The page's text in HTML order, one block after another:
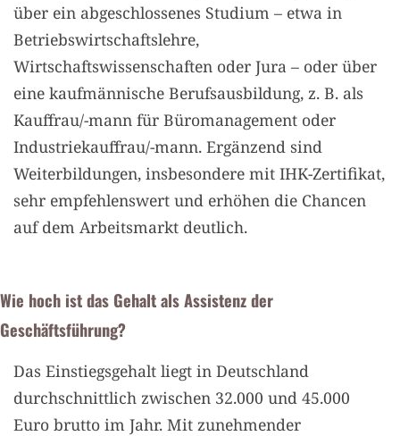
über ein abgeschlossenes Studium – etwa in
Betriebswirtschaftslehre,
Wirtschaftswissenschaften oder Jura – oder über
eine kaufmännische Berufsausbildung, z. B. als
Kauffrau/-mann für Büromanagement oder
Industriekauffrau/-mann. Ergänzend sind
Weiterbildungen, insbesondere mit IHK-Zertifikat,
sehr empfehlenswert und erhöhen die Chancen
auf dem Arbeitsmarkt deutlich.
Wie hoch ist das Gehalt als Assistenz der
Geschäftsführung?
Das Einstiegsgehalt liegt in Deutschland
durchschnittlich zwischen 32.000 und 45.000
Euro brutto im Jahr. Mit zunehmender